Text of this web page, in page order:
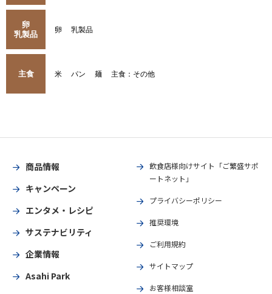
卵
乳製品
卵 乳製品
主食 米 パン 麺 主食：その他
商品情報
キャンペーン
エンタメ・レシピ
サステナビリティ
企業情報
Asahi Park
飲食店様向けサイト「ご繁盛サポ
ートネット」
プライバシーポリシー
推奨環境
ご利用規約
サイトマップ
お客様相談室